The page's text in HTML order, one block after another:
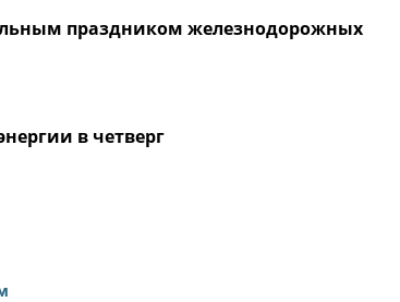
праздником железнодорожных
в четверг